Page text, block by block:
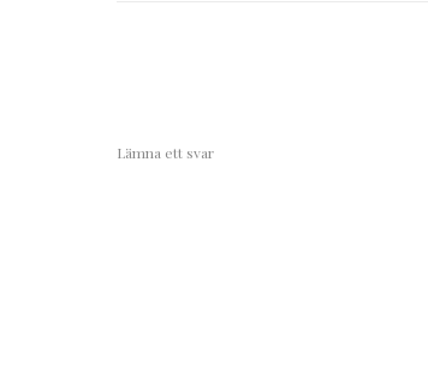
Lämna ett svar